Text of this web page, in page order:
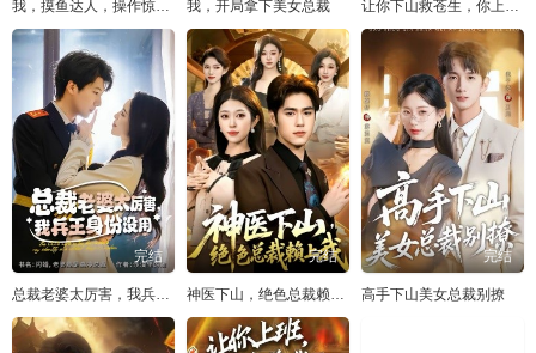
我，摸鱼达人，操作惊呆女总裁 我，开局拿下美女总裁 让你下山救苍生，你上班摸鱼撩总裁
完结
总裁老婆太厉害，我兵王身份没用
完结
神医下山，绝色总裁赖上我
完结
高手下山美女总裁别撩